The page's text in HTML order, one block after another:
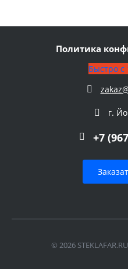
Политика
Быстро с
г.
+7
© 2026